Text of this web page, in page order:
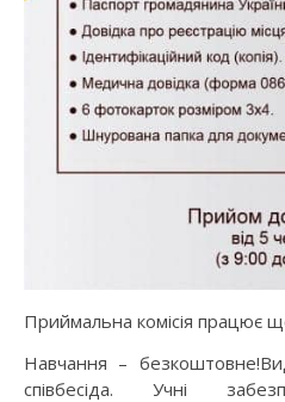
Приймальна комісія працює
Навчання –
співбесіда. Учні